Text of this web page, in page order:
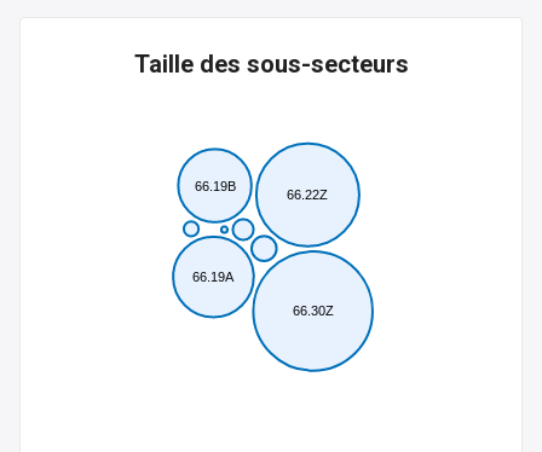
Taille des sous-secteurs
66.19A
66.19B
66.22Z
66.30Z